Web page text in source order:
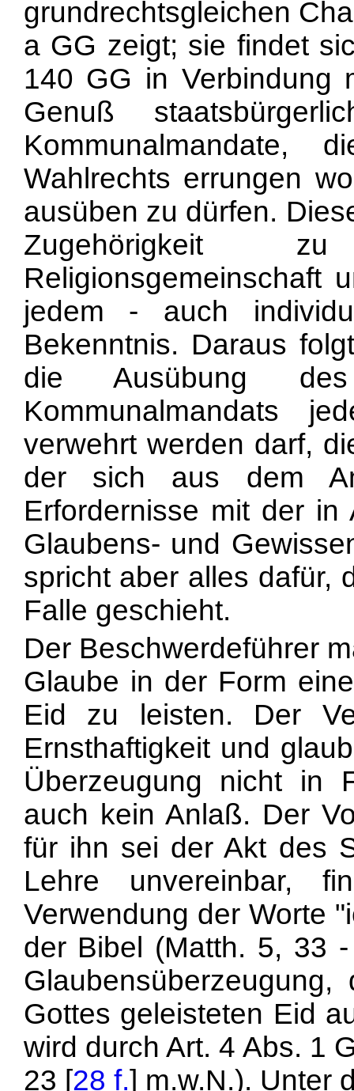
grundrechtsgleichen
a GG zeigt; sie findet
140 GG in Verbindung
Genuß
Kommunalmandate,
Wahlrechts errungen
ausüben zu dürfen.
Zugehörigkeit
Religionsgemeinschaft
jedem - auch
Bekenntnis. Daraus
die Ausübung
Kommunalmandats
verwehrt werden darf,
der sich aus dem
Erfordernisse mit der
Glaubens- und
spricht aber alles dafür,
Falle geschieht.
Der Beschwerdeführer
Glaube in der Form
Eid zu leisten. Der
Ernsthaftigkeit und
Überzeugung nicht in
auch kein Anlaß. Der
für ihn sei der Akt des
Lehre unvereinbar,
Verwendung der Worte
der Bibel (Matth. 5, 33
Gottes geleisteten Eid
wird durch Art. 4 Abs. 1
23 [28 f.] m.w.N.). Unter